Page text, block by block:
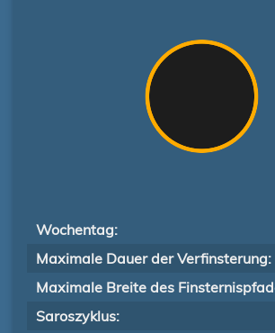
Wochentag:
Maximale Dauer der Verfinsterung:
Maximale Breite des
Saroszyklus: